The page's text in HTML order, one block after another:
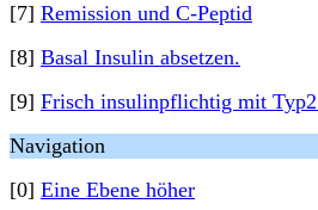
[7] Remission und C-Peptid
[8] Basal Insulin absetzen.
[9] Frisch insulinpflichtig mit
Navigation
[0] Eine Ebene höher